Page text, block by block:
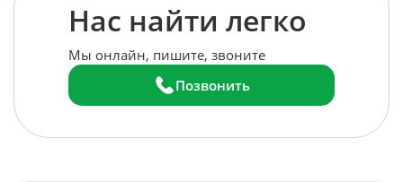
Нас найти легко
Мы онлайн, пишите, звоните
Позвонить